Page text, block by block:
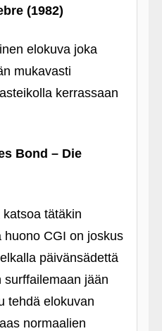
(1982)
elokuva joka
mukavasti
kerrassaan
Bond – Die
tätäkin
huono CGI on joskus
päivänsädettä
surffailemaan jään
tehdä elokuvan
normaalien